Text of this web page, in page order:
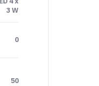
3 W
0
50